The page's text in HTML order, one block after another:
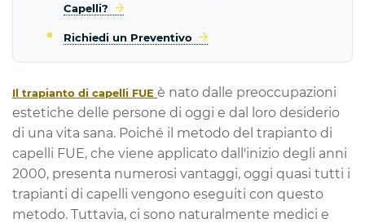
Capelli?
Richiedi un Preventivo
Il trapianto di capelli FUE è nato dalle preoccupazioni
estetiche delle persone di oggi e dal loro desiderio
di una vita sana. Poiché il metodo del trapianto di
capelli FUE, che viene applicato dall'inizio degli anni
2000, presenta numerosi vantaggi, oggi quasi tutti i
trapianti di capelli vengono eseguiti con questo
metodo. Tuttavia, ci sono naturalmente medici e